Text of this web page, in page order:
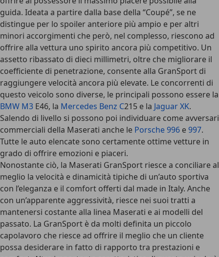
guida. Ideata a partire dalla base della “Coupé”, se ne
distingue per lo spoiler anteriore più ampio e per altri
minori accorgimenti che però, nel complesso, riescono ad
offrire alla vettura uno spirito ancora più competitivo. Un
assetto ribassato di dieci millimetri, oltre che migliorare il
coefficiente di penetrazione, consente alla GranSport di
raggiungere velocità ancora più elevate. Le concorrenti di
questo veicolo sono diverse, le principali possono essere la
BMW M3 E46, la Mercedes Benz C215 e la Jaguar XK.
Salendo di livello si possono poi individuare come avversari
commerciali della Maserati anche le Porsche 996 e997.
Tutte le auto elencate sono certamente ottime vetture in
grado di offrire emozioni e piaceri.
Nonostante ciò, la Maserati GranSport riesce a conciliare al
meglio la velocità e dinamicità tipiche di un’auto sportiva
con l’eleganza e il comfort offerti dal made in Italy. Anche
con un’apparente aggressività, riesce nei suoi tratti a
mantenersi costante alla linea Maserati e ai modelli del
passato. La GranSport è da molti definita un piccolo
capolavoro che riesce ad offrire il meglio che un cliente
possa desiderare in fatto di rapporto tra prestazioni e